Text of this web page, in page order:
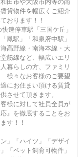
田市や大阪市内等の南
貸物件を幅広くご紹介
おります！！
速停車駅「三国ケ丘」
「鳳駅」「和泉府中駅」
高野線・南海本線・大
筋線など、幅広いエリ
暮らしの方、ファミリ
様々なお客様のご要望
にお住まい頂ける賃貸
させて頂きます。
様に対して社員全員が
応』を徹底することをお
す！！
ン」「ハイツ」「デザイ
「ペット飼育可物件」